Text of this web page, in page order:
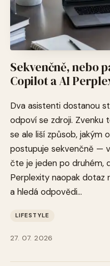
Sekvenčně, nebo
Copilot a AI
Dva asistenti dostanou
odpoví se zdroji. Zvenku
se ale liší způsob, jakým
postupuje sekvenčně —
čte je jeden po druhém,
Perplexity naopak dotaz
a hledá odpovědi...
LIFESTYLE
27. 07. 2026